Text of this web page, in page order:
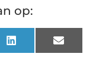
op:
LinkedIn Email